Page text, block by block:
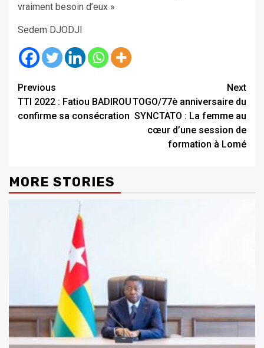
vraiment besoin d’eux »
Sedem DJODJI
Continue
Reading
Previous
TTI 2022 : Fatiou BADIROU
confirme sa consécration
Next
TOGO/77è anniversaire du
SYNCTATO : La femme au
cœur d’une session de
formation à Lomé
MORE STORIES